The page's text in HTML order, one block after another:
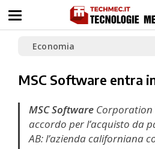
Economia
MSC Software entra
MSC Software
accordo per l’acquisto da
AB: l’azienda californiana